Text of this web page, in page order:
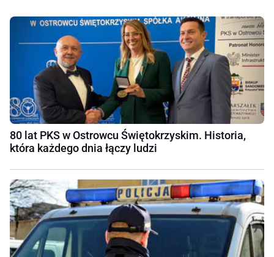
80 lat PKS w Ostrowcu Świętokrzyskim. Historia,
która każdego dnia łączy ludzi